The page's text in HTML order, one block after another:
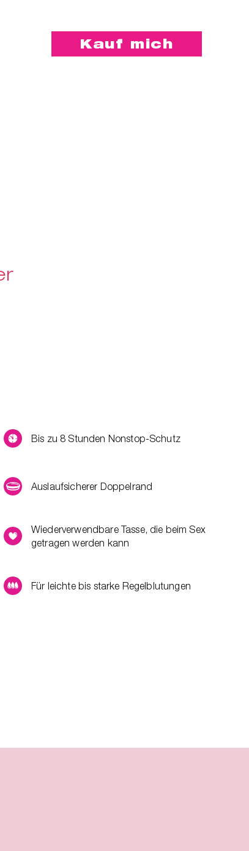
Bis zu 8 Stunden Nonstop-Schutz
Auslaufsicherer Doppelrand
Wiederverwendbare Tasse, die beim Sex
getragen werden kann
Für leichte bis starke Regelblutungen